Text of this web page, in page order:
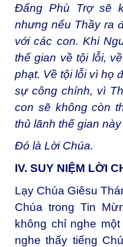
Ðấng Phù Trợ sẽ
nhưng nếu Thầy ra
với các con. Khi
thế gian về tội lỗi,
phạt. Về tội lỗi vì họ
sự công chính, vì
con sẽ không còn
thủ lãnh thế gian này
Đó là Lời Chúa.
IV. SUY NIỆM LỜI
Lạy Chúa Giêsu
Chúa trong Tin
không chỉ nghe
nghe thấy tiếng